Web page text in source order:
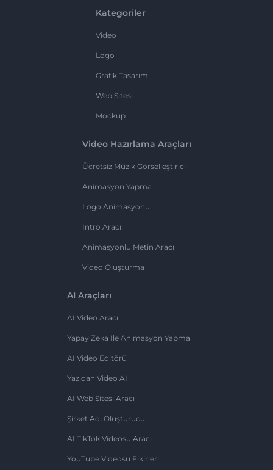
Kategoriler
Video
Logo
Grafik Tasarım
Web Sitesi
Mockup
Video Hazırlama Araçları
Ücretsiz Müzik Görselleştirici
Animasyon Yapma
Logo Animasyonu
İntro Aracı
Animasyonlu Metin Aracı
Video Oluşturma
AI Araçları
AI Video Aracı
Yapay Zeka Ile Animasyon Yapma
AI Video Editörü
Yazıdan Video AI
AI Web Sitesi Aracı
Şirket Adı Oluşturucu
AI TikTok Videosu Aracı
YouTube Videosu Fikirleri